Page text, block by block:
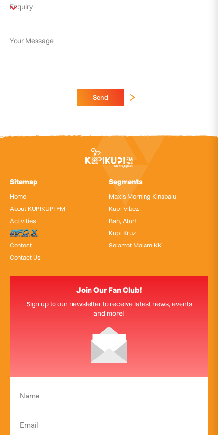
Send
Sitemap
Home
About KUPIKUPI FM
Activities
InfoX
Contest
Contact Us
Segments
Maxis Morning Kinabalu
Kupi Vibez
Bah, Atur!
Kupi Kruz
Selamat Malam KK
Join Our Fan Club!
Sign up to our newsletter to receive latest news, events
and more!